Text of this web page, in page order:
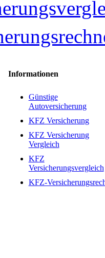
Informationen
Günstige
Autoversicherung
KFZ Versicherung
KFZ Versicherung
Vergleich
KFZ
Versicherungsvergleich
KFZ-